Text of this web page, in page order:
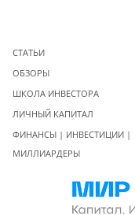
СТАТЬИ
ОБЗОРЫ
ШКОЛА ИНВЕСТОРА
ЛИЧНЫЙ КАПИТАЛ
ФИНАНСЫ | ИНВЕСТИЦИИ |
МИЛЛИАРДЕРЫ